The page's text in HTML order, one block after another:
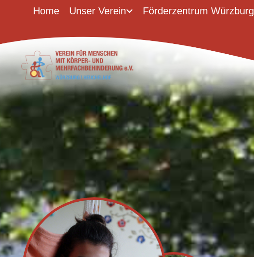
Zum Inhalt springen
Home Unser Verein Förderzentrum Würzburg